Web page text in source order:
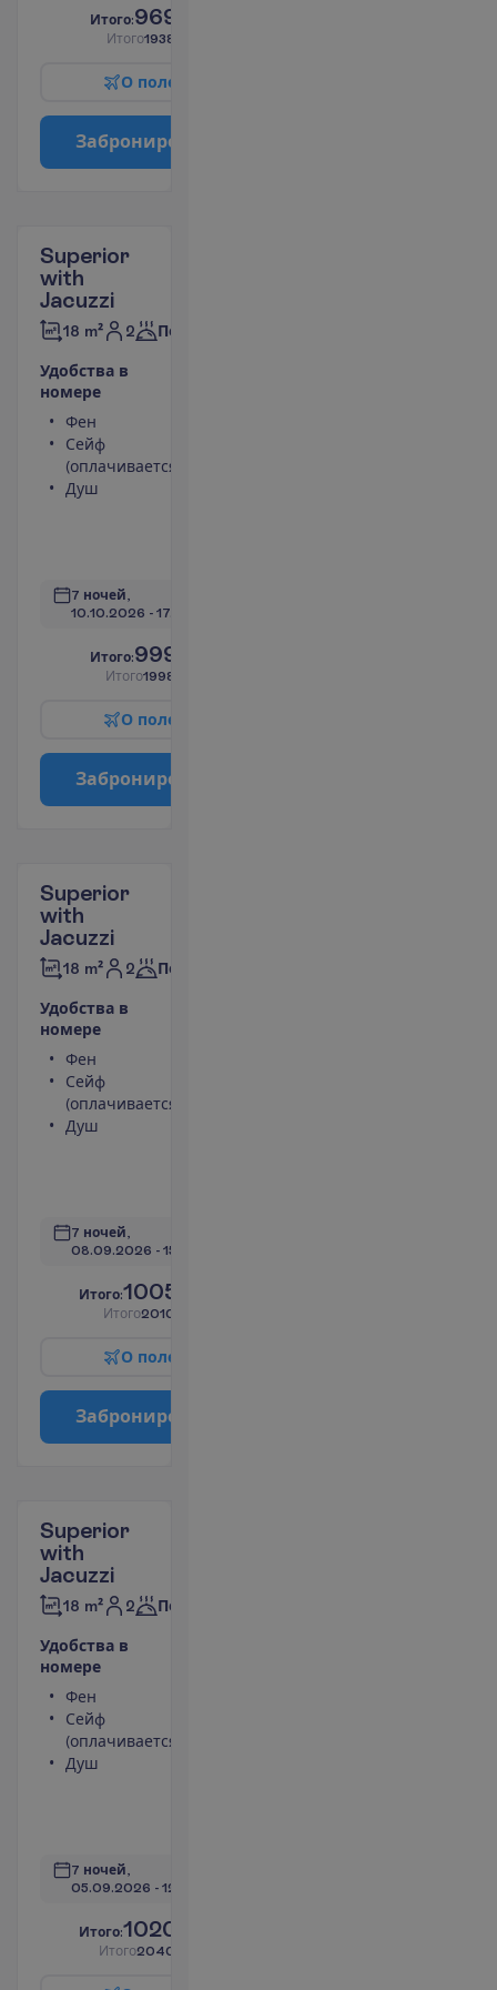
Итого:969.00
Итого1938.00
О поле
Заброниро
Superior
with
Jacuzzi
18 m² 2 Полупансион
Удобства в
номере
Фен
Сейф
(оплачивается)
Душ
7 ночей,
10.10.2026 - 17.10.2026
Итого:999.00
Итого1998.00
О поле
Заброниро
Superior
with
Jacuzzi
18 m² 2 Полупансион
Удобства в
номере
Фен
Сейф
(оплачивается)
Душ
7 ночей,
08.09.2026 - 15.09.2026
Итого:1005.00
Итого2010.00
О поле
Заброниро
Superior
with
Jacuzzi
18 m² 2 Полупансион
Удобства в
номере
Фен
Сейф
(оплачивается)
Душ
7 ночей,
05.09.2026 - 12.09.2026
Итого:1020.00
Итого2040.00